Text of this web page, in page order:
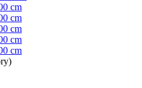
cm
cm
cm
cm
cm